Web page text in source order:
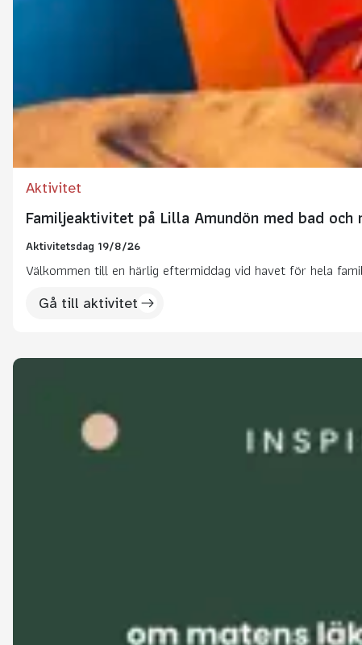
Aktivitet
Familjeaktivitet på Lilla Amundön med bad och
Aktivitetsdag 19/8/26
Välkommen till en härlig eftermiddag vid havet för hela
Gå till aktivitet